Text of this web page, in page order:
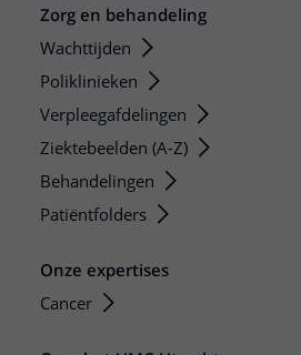
Zorg en behandeling
Wachttijden
Poliklinieken
Verpleegafdelingen
Ziektebeelden (A-Z)
Behandelingen
Patiëntfolders
Onze expertises
Cancer